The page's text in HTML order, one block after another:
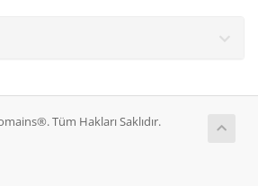
Tüm Hakları Saklıdır.